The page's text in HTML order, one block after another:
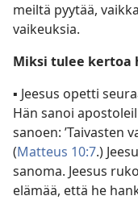
meiltä pyytää,
vaikeuksia.
Miksi tulee kertoa
▪ Jeesus opetti
Hän sanoi
sanoen: ’Taivasten
(Matteus 10:7.)
sanoma. Jeesus
elämää, että he